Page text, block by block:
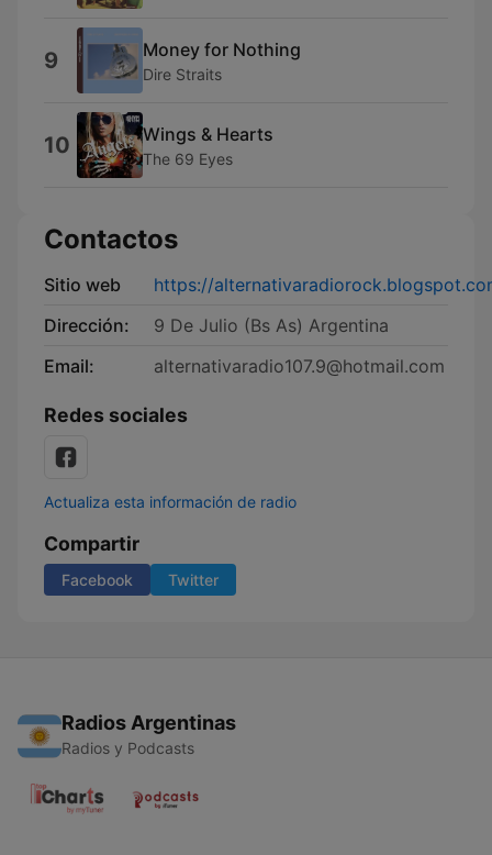
9 Money for Nothing
Dire Straits
10 Wings & Hearts
The 69 Eyes
Contactos
Sitio web
https://
Dirección:
9 De Julio (Bs As) Argentina
Email:
alternativaradio107.9@hotmail.com
Redes sociales
Actualiza esta información de radio
Compartir
Facebook Twitter
Radios Argentinas
Radios y Podcasts